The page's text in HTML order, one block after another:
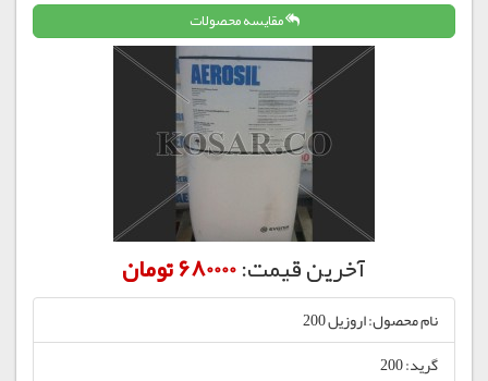
مقایسه محصولات
آخرین قیمت:680000 تومان
نام محصول: اروزیل 200
گرید: 200